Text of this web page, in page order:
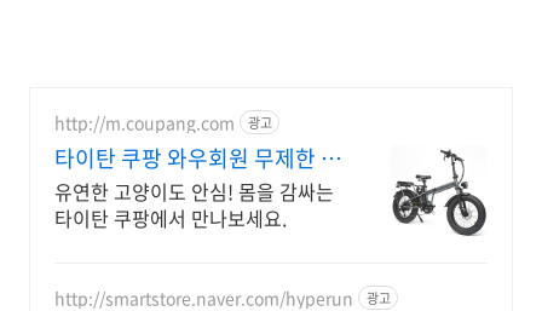
http://m.coupang.com 광고
타이탄 쿠팡 와우회원 무제한 무
료배송
유연한 고양이도 안심! 몸을 감싸는
타이탄 쿠팡에서 만나보세요.
http://smartstore.naver.com/hyperun 광고